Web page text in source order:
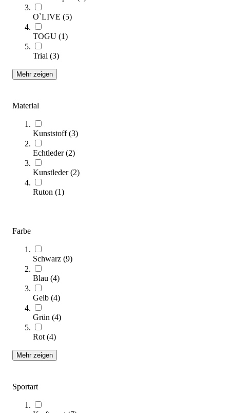
O`LIVE (5)
TOGU (1)
Trial (3)
Mehr zeigen
Material
Kunststoff(3)
Echtleder(2)
Kunstleder(2)
Ruton (1)
Farbe
Schwarz (9)
Blau (4)
Gelb (4)
Grün (4)
Rot (4)
Mehr zeigen
Sportart
Kübler Sport® Medizinball aus Leder
SALE
ab 84,95 €
Zum Produkt
Varianten zur Auswahl
Nur wenige auf Lager
O'Live® Medizinball Rebounder